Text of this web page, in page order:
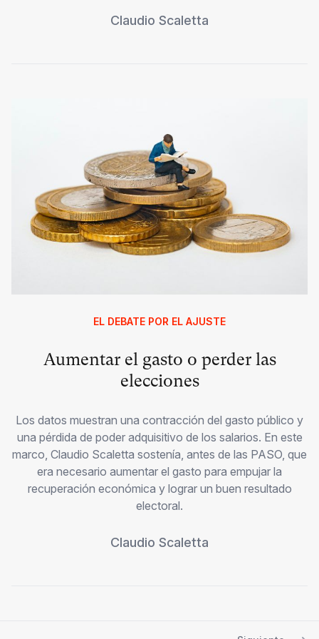
Claudio Scaletta
EL DEBATE POR EL AJUSTE
Aumentar el gasto o perder las
elecciones
Los datos muestran una contracción del gasto público y
una pérdida de poder adquisitivo de los salarios. En este
marco, Claudio Scaletta sostenía, antes de las PASO, que
era necesario aumentar el gasto para empujar la
recuperación económica y lograr un buen resultado
electoral.
Claudio Scaletta